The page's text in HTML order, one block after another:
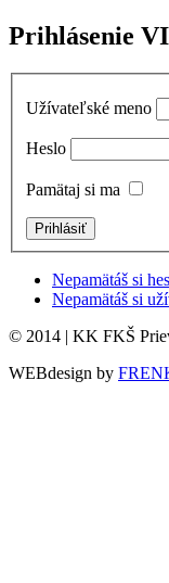
Prihlásenie
Užívateľské meno
Heslo
Pamätaj si ma
Nepamätáš si
Nepamätáš si
© 2014 | KK FKŠ
WEBdesign by